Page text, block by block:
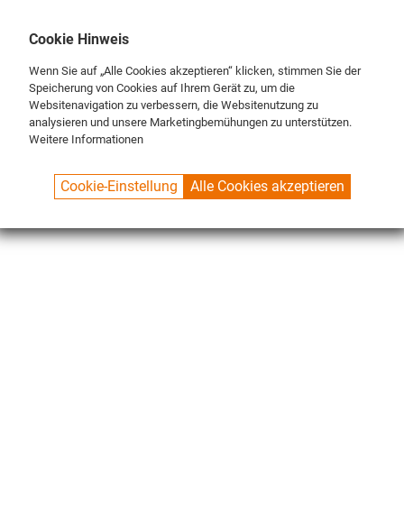
SPUELBOY.DE SHOP MERCHANDISER BEER COASTERS
Cookie Hinweis
Wenn Sie auf „Alle Cookies akzeptieren“ klicken, stimmen Sie der
Speicherung von Cookies auf Ihrem Gerät zu, um die
Websitenavigation zu verbessern, die Websitenutzung zu
analysieren und unsere Marketingbemühungen zu unterstützen.
Weitere Informationen
Cookie-Einstellung Alle Cookies akzeptieren